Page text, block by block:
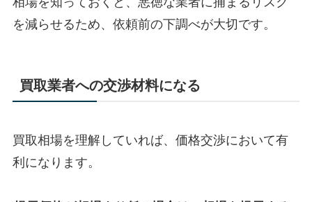
を減らせるため、依頼前の下調べが大切です。
買取業者への交渉材料になる
買取相場を理解していれば、価格交渉において有
利になります。